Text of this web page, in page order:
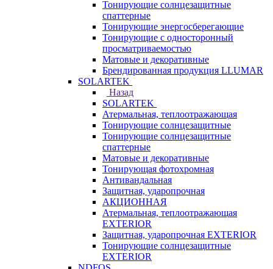
Тонирующие солнцезащитные
спаттерные
Тонирующие энергосберегающие
Тонирующие с односторонный
просматриваемостью
Матовые и декоративные
Брендированная продукция LLUMAR
SOLARTEK
Назад
SOLARTEK
Атермальная, теплоотражающая
Тонирующие солнцезащитные
Тонирующие солнцезащитные
спаттерные
Матовые и декоративные
Тонирующая фотохромная
Антивандальная
Защитная, ударопрочная
АКЦИОННАЯ
Атермальная, теплоотражающая
EXTERIOR
Защитная, ударопрочная EXTERIOR
Тонирующие солнцезащитные
EXTERIOR